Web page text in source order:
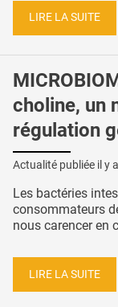
LIRE LA SUITE
choline, un
régulation
Actualité publiée il y a
Les bactéries
consommateurs
nous carencer en
LIRE LA SUITE